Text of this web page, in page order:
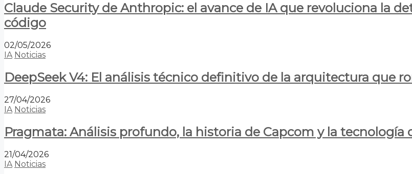
Claude Security de Anthropic: el avance de IA que revoluciona la
código
02/05/2026
IA Noticias
DeepSeek V4: El análisis técnico definitivo de la arquitectura que
27/04/2026
IA Noticias
Pragmata: Análisis profundo, la historia de Capcom y la
21/04/2026
IA Noticias